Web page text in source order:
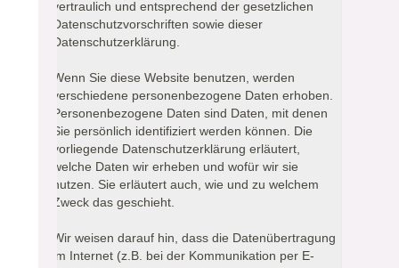
vertraulich und entsprechend der gesetzlichen
Datenschutzvorschriften sowie dieser
Datenschutzerklärung.
Wenn Sie diese Website benutzen, werden
verschiedene personenbezogene Daten erhoben.
Personenbezogene Daten sind Daten, mit denen
Sie persönlich identifiziert werden können. Die
vorliegende Datenschutzerklärung erläutert,
welche Daten wir erheben und wofür wir sie
nutzen. Sie erläutert auch, wie und zu welchem
Zweck das geschieht.
Wir weisen darauf hin, dass die Datenübertragung
im Internet (z.B. bei der Kommunikation per E-